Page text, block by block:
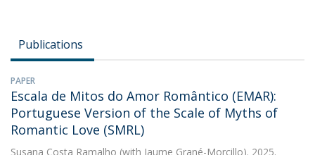
Publications
PAPER
Escala de Mitos do Amor Romântico (EMAR):
Portuguese Version of the Scale of Myths of
Romantic Love (SMRL)
Susana Costa Ramalho (with Jaume Grané-Morcillo). 2025.